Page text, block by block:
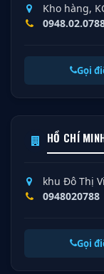
Kho hàng,
Gọi
HỒ CHÍ
khu Đô Thị
0948020788
Gọi